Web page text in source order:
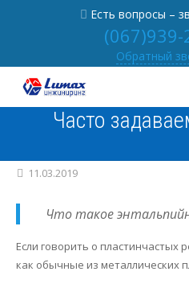
Есть вопросы –
(067)939-
Обратный
От учредителя
Отзывы
Услуги
Отопление под ключ
Портфолио
Статьи
Контакты
Часто
11.03.2019
Что такое
Если говорить о пластинчастых
как обычные из металлических